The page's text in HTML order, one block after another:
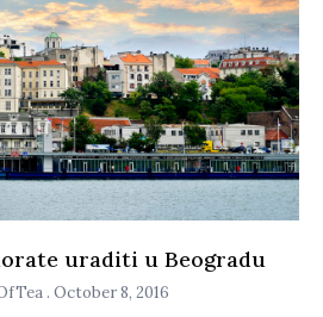
uraditi u Beogradu
October 8, 2016